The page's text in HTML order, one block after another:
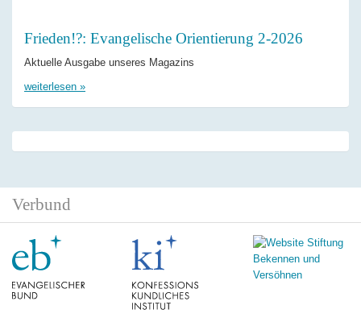
Frieden!?: Evangelische Orientierung 2-2026
Aktuelle Ausgabe unseres Magazins
weiterlesen »
Verbund